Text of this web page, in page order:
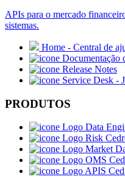
APIs para o mercado
sistemas.
Home - Central de
Documentação
Release Notes
Service Desk -
PRODUTOS
Data
Risk
Market
OMS
APIS